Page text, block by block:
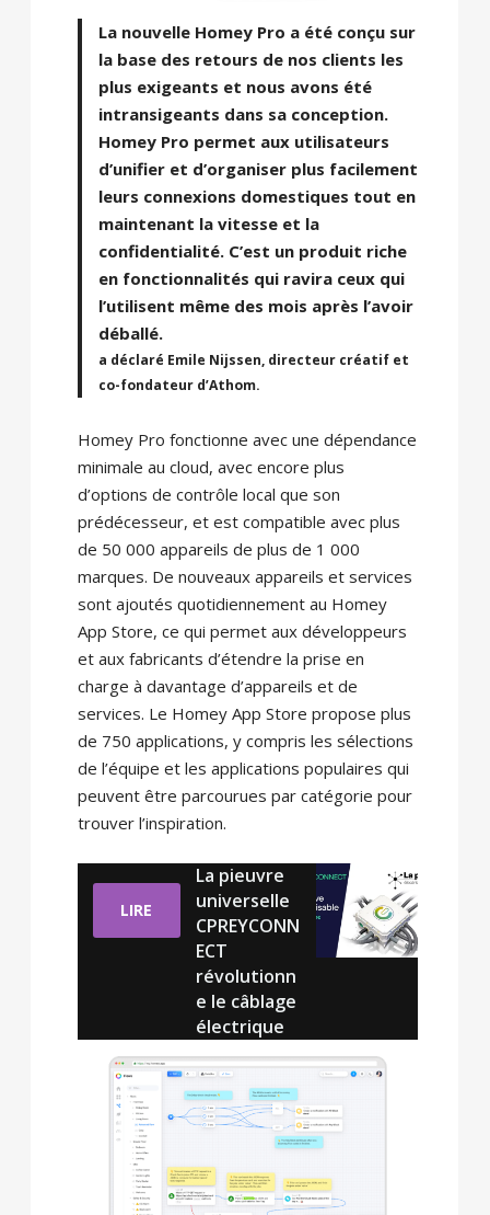
La nouvelle Homey Pro a été conçu sur
la base des retours de nos clients les
plus exigeants et nous avons été
intransigeants dans sa conception.
Homey Pro permet aux utilisateurs
d’unifier et d’organiser plus facilement
leurs connexions domestiques tout en
maintenant la vitesse et la
confidentialité. C’est un produit riche
en fonctionnalités qui ravira ceux qui
l’utilisent même des mois après l’avoir
déballé.
a déclaré Emile Nijssen, directeur créatif et
co-fondateur d’Athom.
Homey Pro fonctionne avec une dépendance
minimale au cloud, avec encore plus
d’options de contrôle local que son
prédécesseur, et est compatible avec plus
de 50 000 appareils de plus de 1 000
marques. De nouveaux appareils et services
sont ajoutés quotidiennement au Homey
App Store, ce qui permet aux développeurs
et aux fabricants d’étendre la prise en
charge à davantage d’appareils et de
services. Le Homey App Store propose plus
de 750 applications, y compris les sélections
de l’équipe et les applications populaires qui
peuvent être parcourues par catégorie pour
trouver l’inspiration.
LIRE
La pieuvre
universelle
CPREYCONN
ECT
révolutionn
e le câblage
électrique